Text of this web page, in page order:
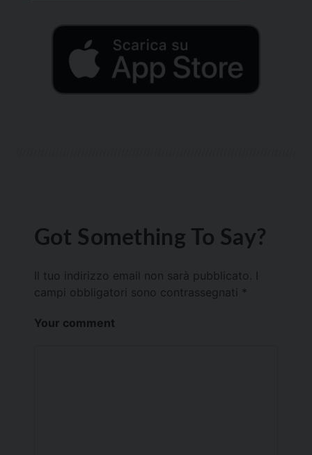
Got Something To Say?
Il tuo indirizzo email non sarà pubblicato.
campi obbligatori sono contrassegnati *
Your comment